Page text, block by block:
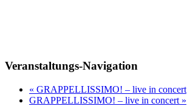
Veranstaltungs-Navigation
« GRAPPELLISSIMO! – live in concert
GRAPPELLISSIMO! – live in concert »